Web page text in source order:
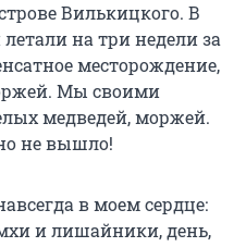
Вилькицкого. В
на три недели за
месторождение,
Мы своими
медведей, моржей.
не вышло!
в моем сердце:
и лишайники, день,